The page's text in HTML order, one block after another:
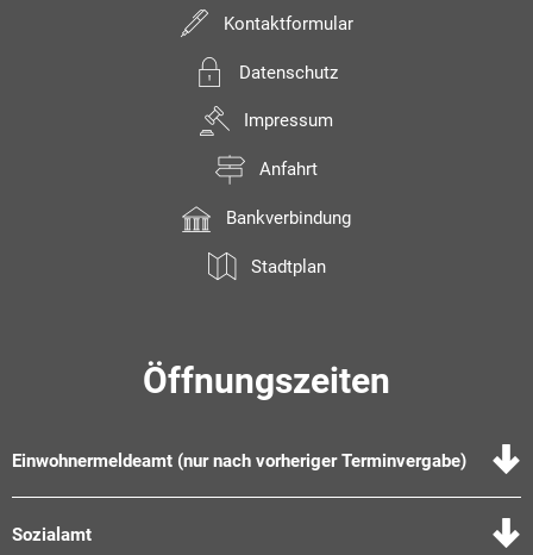
Kontaktformular
Datenschutz
Impressum
Anfahrt
Bankverbindung
Stadtplan
Öffnungszeiten
Einwohnermeldeamt (nur nach vorheriger Terminvergabe)
Sozialamt